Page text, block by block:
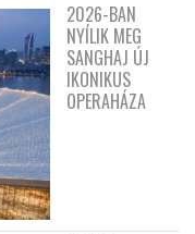
2026-BAN
NYÍLIK MEG
SANGHAJ ÚJ
IKONIKUS
OPERAHÁZA